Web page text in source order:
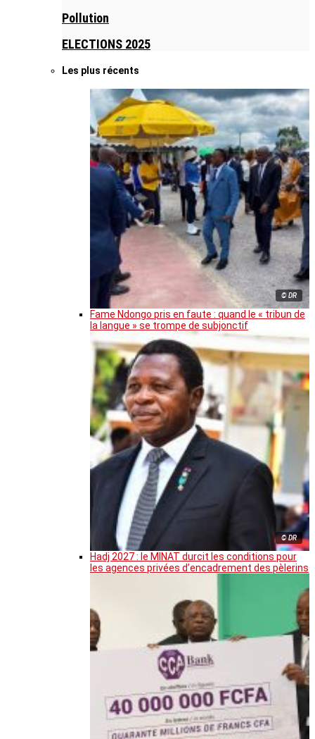
Pollution
ELECTIONS 2025
Les plus récents
© DR
Fame Ndongo pris en faute : quand le « tribun de
la langue » se trompe de subjonctif
© DR
Hadj 2027 : le MINAT durcit les conditions pour
les agences privées d’encadrement des pèlerins